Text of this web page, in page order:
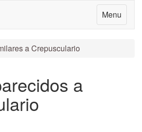
Menu
a Crepusculario
a